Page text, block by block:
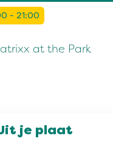
- 21:00
at the Park
je plaat